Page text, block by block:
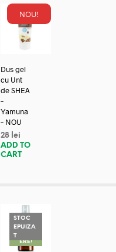
NOU!
Dus gel
cu Unt
de SHEA
–
Yamuna
– NOU
28 lei
ADD TO
CART
STOC
EPUIZA
TREDUC
ERE!